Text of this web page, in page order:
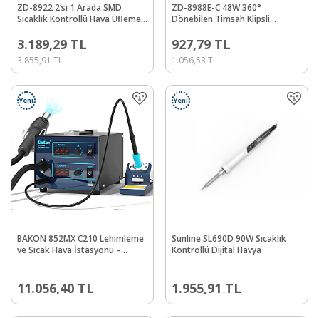
ZD-8922 2’si 1 Arada SMD
Sıcaklık Kontrollü Hava Üfleme
ve Lehimleme İstasyonu
3.855,91TL
3.189,29 TL
ZD-8988E-C 48W 360°
Dönebilen Timsah Klipsli
Lehimleme İstasyonu
1.056,53TL
927,79 TL
Yeni
BAKON 852MX C210 Lehimleme
ve Sıcak Hava İstasyonu –
11.056,40 TL
Yeni
Sunline SL690D 90W Sıcaklık
Kontrollü Dijital Havya
1.955,91 TL